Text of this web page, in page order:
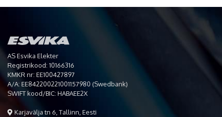
AS Esvika Elekter
Registrikood: 10166316
KMKR nr: EE100427897
A/A: EE842200221001157980 (Swedbank)
SWIFT kood/BIC: HABAEE2X
Karjavälja tn 6, Tallinn, Eesti